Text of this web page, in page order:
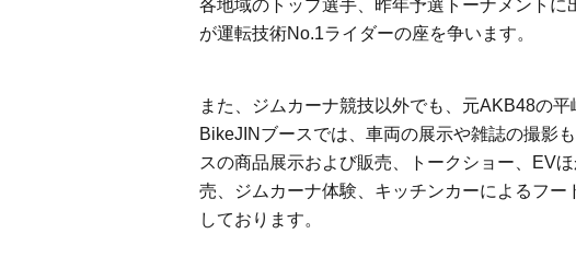
各地域のトップ選手、昨年予選トーナメントに
が運転技術No.1ライダーの座を争います。
また、ジムカーナ競技以外でも、元AKB48の平
BikeJIN ブースでは、車両の展示や雑誌の撮影
スの商品展示および販売、トークショー、
EV
売、ジムカーナ体験、キッチンカーによるフ
しております。